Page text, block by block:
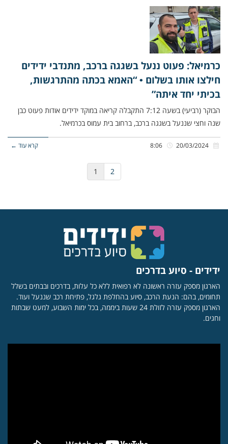
כרמיאל: פעוט ננעל בשגגה ברכב, מתנדבי ידידים
חילצו אותו בשלום • “האמא בכתה מהתרגשות,
בכיתי יחד איתה”
הבוקר (רביעי) בשעה 7:12 התקבלה קריאה במוקד ידידים אודות פעוט כבן
שנה וחצי שננעל בשגגה ברכב, ברחוב בית עמוס בכרמיאל.
קרא עוד ←
1 2
ידידים - סיוע בדרכים
הארגון מספק עזרה ראשונה לא רפואית ללא כל עלות, בדרכים ובבתים בשלל
תחומים, בהם: הנעת הרכב, סיוע בהחלפת גלגל, פתיחת רכב שננעל ועוד.
הארגון מספק עזרה לזולת 24 שעות ביממה, בכל ימות השבוע, למעט שבתות
וחגים.